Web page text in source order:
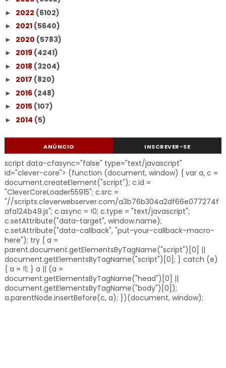
► 2022 (6102)
► 2021 (5640)
► 2020 (5783)
► 2019 (4241)
► 2018 (3204)
► 2017 (820)
► 2016 (248)
► 2015 (107)
► 2014 (5)
ANÚNCIO INSCREVER-SE
script data-cfasync="false" type="text/javascript"
id="clever-core"> (function (document, window) { var a, c =
document.createElement("script"); c.id =
"CleverCoreLoader55915"; c.src =
"//scripts.cleverwebserver.com/a3b76b304a2df66e077274f
afa124b49.js"; c.async = !0; c.type = "text/javascript";
c.setAttribute("data-target", window.name);
c.setAttribute("data-callback", "put-your-callback-macro-
here"); try { a =
parent.document.getElementsByTagName("script")[0] ||
document.getElementsByTagName("script")[0]; } catch (e)
{ a = !1; } a || (a =
document.getElementsByTagName("head")[0] ||
document.getElementsByTagName("body")[0]);
a.parentNode.insertBefore(c, a); })(document, window);